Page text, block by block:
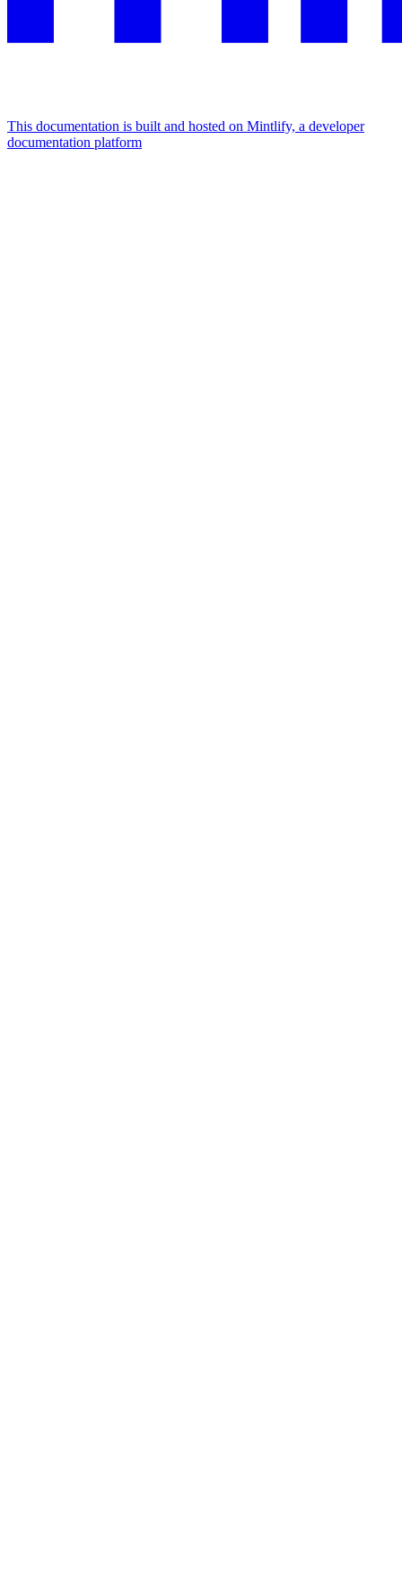
This documentation is built and hosted on Mintlify, a developer
documentation platform